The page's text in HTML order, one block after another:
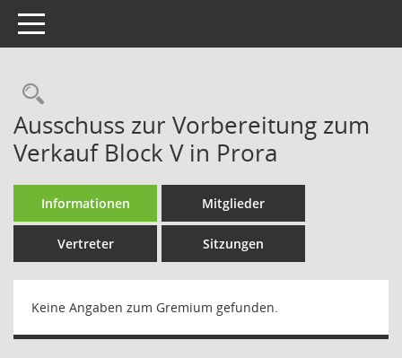
Toggle navigation
Rechercheauswahl
Ausschuss zur Vorbereitung zum
Verkauf Block V in Prora
Informationen Mitglieder
Vertreter Sitzungen
Keine Angaben zum Gremium gefunden.